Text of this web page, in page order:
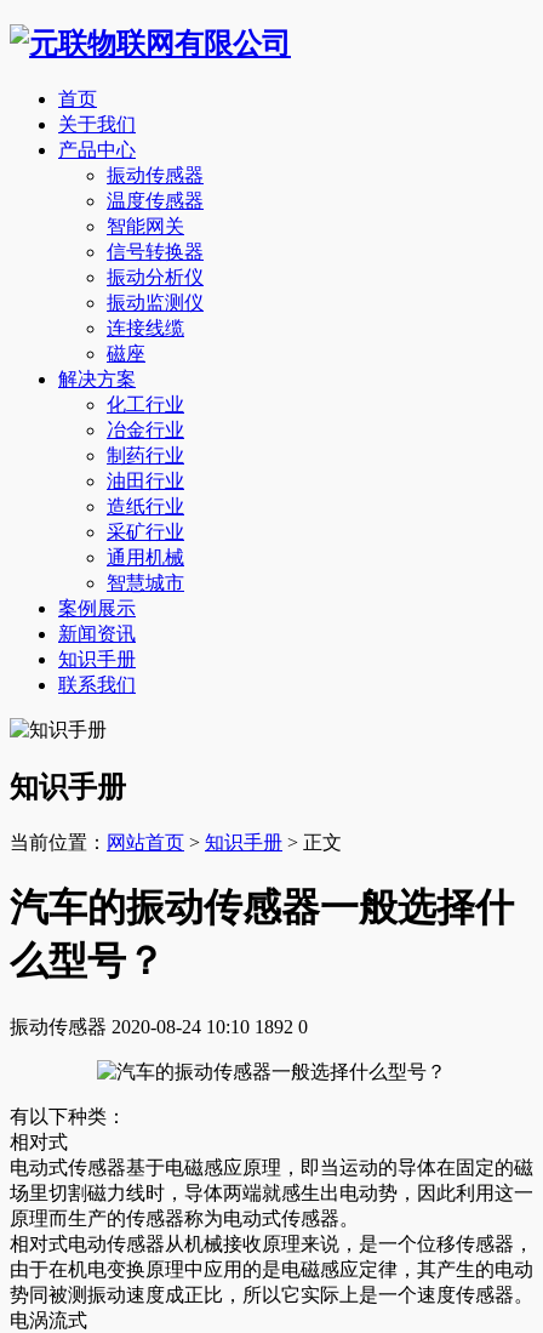
首页
关于我们
产品中心
振动传感器
温度传感器
智能网关
信号转换器
振动分析仪
振动监测仪
连接线缆
磁座
解决方案
化工行业
冶金行业
制药行业
油田行业
造纸行业
采矿行业
通用机械
智慧城市
案例展示
新闻资讯
知识手册
联系我们
知识手册
当前位置： 网站首页 > 知识手册 > 正文
汽车的振动传感器一般选择什
么型号？
振动传感器 2020-08-24 10:10 1892 0
有以下种类：
相对式
电动式传感器基于电磁感应原理，即当运动的导体在固定的磁
场里切割磁力线时，导体两端就感生出电动势，因此利用这一
原理而生产的传感器称为电动式传感器。
相对式电动传感器从机械接收原理来说，是一个位移传感器，
由于在机电变换原理中应用的是电磁感应定律，其产生的电动
势同被测振动速度成正比，所以它实际上是一个速度传感器。
电涡流式